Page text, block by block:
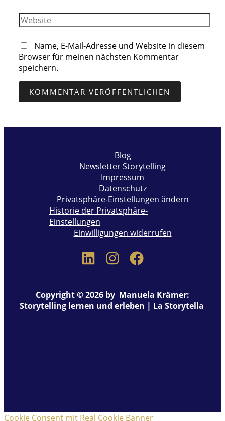
Adresse*
Website
Name, E-Mail-Adresse und Website in diesem
Browser für meinen nächsten Kommentar
speichern.
Blog
Newsletter Storytelling
Impressum
Datenschutz
Privatsphäre-Einstellungen ändern
Historie der Privatsphäre-
Einstellungen
Einwilligungen widerrufen
Copyright © 2026 by Manuela Krämer:
Storytelling lernen und erleben | La Storytella
Cookie Consent mit Real Cookie Banner